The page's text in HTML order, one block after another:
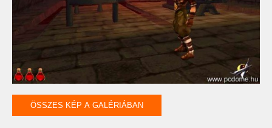
ÖSSZES KÉP A GALÉRIÁBAN